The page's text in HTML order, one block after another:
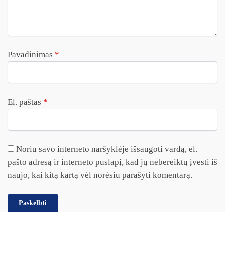
Pavadinimas *
El. paštas *
Noriu savo interneto naršyklėje išsaugoti vardą, el.
pašto adresą ir interneto puslapį, kad jų nebereiktų įvesti iš
naujo, kai kitą kartą vėl norėsiu parašyti komentarą.